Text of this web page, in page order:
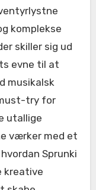
komplekse
skiller sig ud
evne til at
musikalsk
try for
utallige
værker med et
Sprunki
kreative